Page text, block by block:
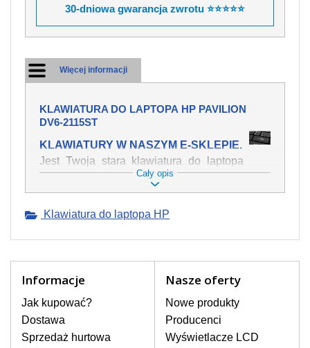
30-dniowa gwarancja zwrotu ⭐⭐⭐⭐⭐
Więcej informacji
KLAWIATURA DO LAPTOPA HP PAVILION
DV6-2115ST
KLAWIATURY W NASZYM E-SKLEPIE.
Jest Twoja stara klawiatura do laptopa
HP Pavilion dv6-2115st mechanicznie
uszkodzona, polałeś ją płynem, który
swojej pozycji? Kup nową klawiaturę,
Oferujemy oryginalne klawiatury w
stronie internetowej ją znajdziesz za
pomocy wyszukiwarki. Wystarczy znać
model laptopa. Przy każdej klawiaturze
nie może brakować szczególowe zdjęcie
do aktualnego stanu naszego magazynu.
Cały opis
Klawiatura do laptopa HP
Informacje
Jak kupować?
Dostawa
Sprzedaż hurtowa
Nasze oferty
Nowe produkty
Producenci
Wyświetlacze LCD